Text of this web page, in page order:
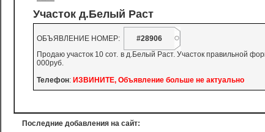
Участок д.Белый Раст
ОБЪЯВЛЕНИЕ НОМЕР:
#28906
Продаю участок 10 сот. в д.Белый Раст. Участок правильной
000руб.
Телефон: ИЗВИНИТЕ, Объявление больше не актуально
Последние добавления на сайт: